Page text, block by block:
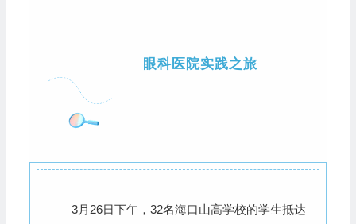
眼科医院实践之旅
3月26日下午，32名海口山高学校的学生抵达